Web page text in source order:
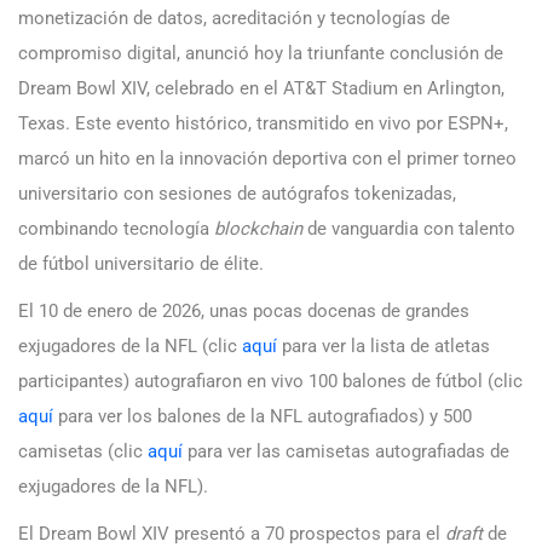
monetización de datos, acreditación y tecnologías de
compromiso digital, anunció hoy la triunfante conclusión de
Dream Bowl XIV, celebrado en el AT&T Stadium en Arlington,
Texas. Este evento histórico, transmitido en vivo por ESPN+,
marcó un hito en la innovación deportiva con el primer torneo
universitario con sesiones de autógrafos tokenizadas,
combinando tecnología blockchainde vanguardia con talento
de fútbol universitario de élite.
El 10 de enero de 2026, unas pocas docenas de grandes
exjugadores de la NFL (clic aquí para ver la lista de atletas
participantes) autografiaron en vivo 100 balones de fútbol (clic
aquí para ver los balones de la NFL autografiados) y 500
camisetas (clic aquí para ver las camisetas autografiadas de
exjugadores de la NFL).
El Dream Bowl XIV presentó a 70 prospectos para el draftde